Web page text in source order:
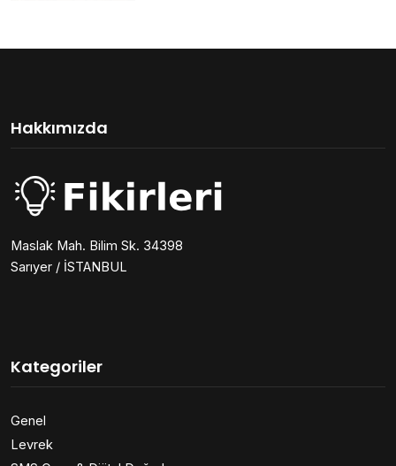
Hakkımızda
Maslak Mah. Bilim Sk. 34398
Sarıyer / İSTANBUL
Kategoriler
Genel
Levrek